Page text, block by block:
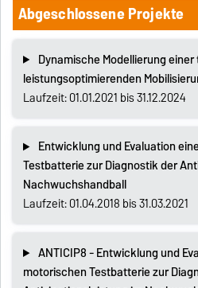
Abgeschlossene Projekte
Dynamische Modellierung
leistungsoptimierenden
Laufzeit: 01.01.2021 bis 31.12.2024
Entwicklung und Evaluation
Testbatterie zur Diagnostik der
Nachwuchshandball
Laufzeit: 01.04.2018 bis 31.03.2021
ANTICIP8 - Entwicklung und
motorischen Testbatterie zur